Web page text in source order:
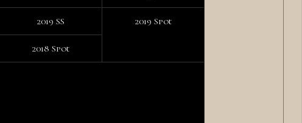
2019 SS 2019 Spot
2018 Spot